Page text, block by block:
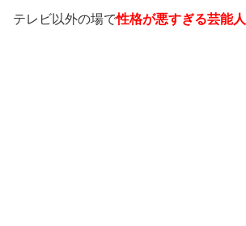
テレビ以外の場で性格が悪すぎる芸能人